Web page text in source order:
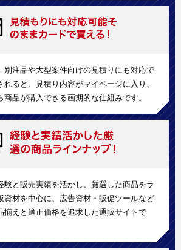
別注品や大型案件向けの見積りにも対応で
れると、見積り内容がマイページに入り、
商品が購入できる画期的な仕組みです。
験と販売実績を活かし、厳選した商品をラ
資材を中心に、広告資材・販促ツールなど
揃えと適正価格を追求した通販サイトで